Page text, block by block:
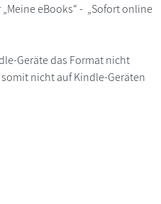
eBooks“ - „Sofort online
Geräte das Format nicht
nicht auf Kindle-Geräten